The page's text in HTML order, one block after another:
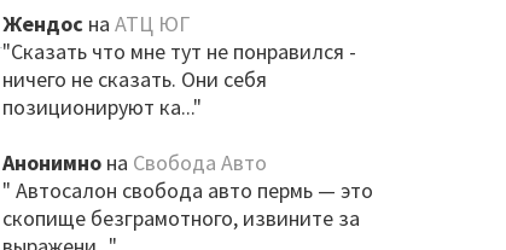
Жендосна АТЦ ЮГ
"Сказать что мне тут не понравился -
ничего не сказать. Они себя
позиционируют ка..."
Анонимнона Свобода Авто
" Автосалон свобода авто пермь — это
скопище безграмотного, извините за